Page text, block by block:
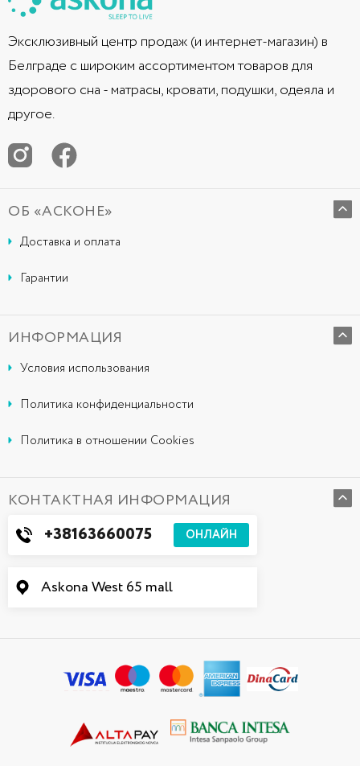
Эксклюзивный центр продаж (и интернет-магазин) в
Белграде с широким ассортиментом товаров для
здорового сна - матрасы, кровати, подушки, одеяла и
другое.
ОБ «АСКОНЕ»
Доставка и оплата
Гарантии
ИНФОРМАЦИЯ
Условия использования
Политика конфиденциальности
Политика в отношении Cookies
КОНТАКТНАЯ ИНФОРМАЦИЯ
+38163660075 ОНЛАЙН
Askona West 65 mall